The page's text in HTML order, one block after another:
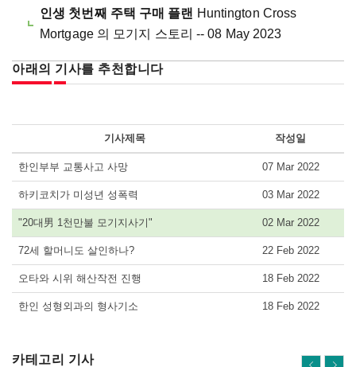
인생 첫번째 주택 구매 플랜 Huntington Cross
Mortgage 의 모기지 스토리 -- 08 May 2023
아래의 기사를 추천합니다
기사제목 작성일
한인부부 교통사고 사망 07 Mar 2022
하키코치가 미성년 성폭력 03 Mar 2022
"20대男 1천만불 모기지사기" 02 Mar 2022
72세 할머니도 살인하나? 22 Feb 2022
오타와 시위 해산작전 진행 18 Feb 2022
한인 성형외과의 형사기소 18 Feb 2022
카테고리 기사